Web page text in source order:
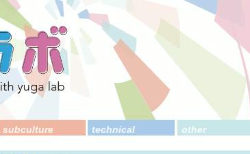
subculture technical other